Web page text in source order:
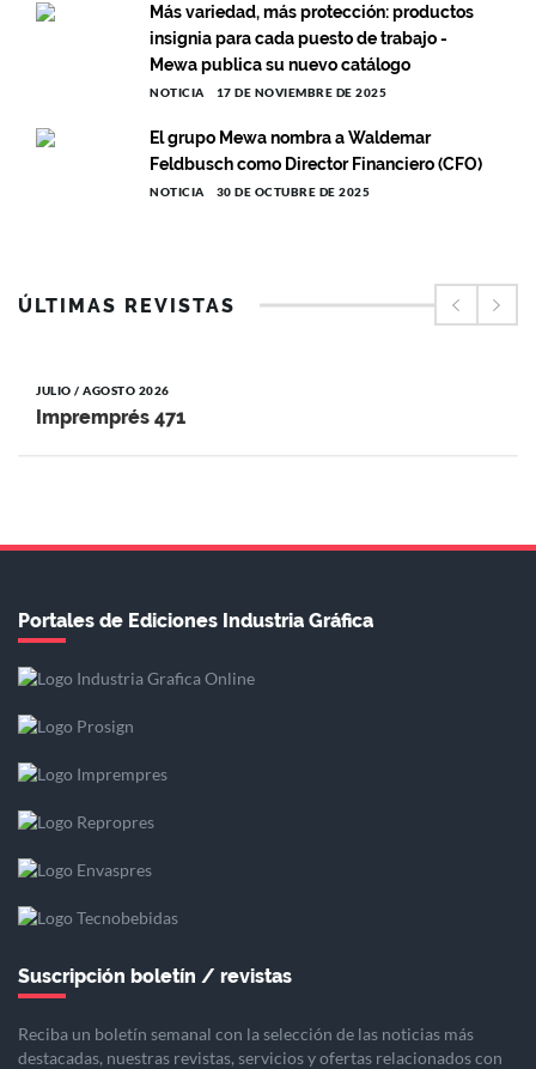
Más variedad, más protección: productos
insignia para cada puesto de trabajo -
Mewa publica su nuevo catálogo
NOTICIA 17 DE NOVIEMBRE DE 2025
El grupo Mewa nombra a Waldemar
Feldbusch como Director Financiero (CFO)
NOTICIA 30 DE OCTUBRE DE 2025
ÚLTIMAS REVISTAS
JULIO / AGOSTO 2026
Impremprés 471
Portales de Ediciones Industria Gráfica
Suscripción boletín / revistas
Reciba un boletín semanal con la selección de las noticias más
destacadas, nuestras revistas, servicios y ofertas relacionados con